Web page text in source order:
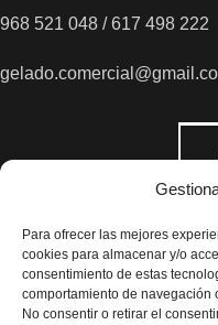
Para ofrecer las mejores
cookies para almacenar y/o
consentimiento de estas
comportamiento de navegación
No consentir o retirar el
968 521 048 / 617 498 222